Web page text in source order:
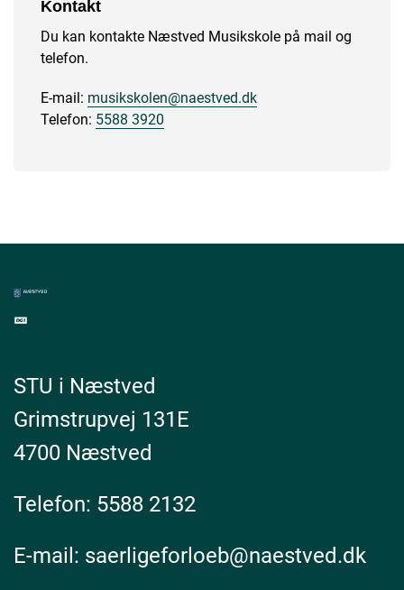
Kontakt
Du kan kontakte Næstved Musikskole på mail og
telefon.
E-mail: musikskolen@naestved.dk
Telefon: 5588 3920
STU i Næstved
Grimstrupvej 131E
4700 Næstved
Telefon: 5588 2132
E-mail: saerligeforloeb@naestved.dk